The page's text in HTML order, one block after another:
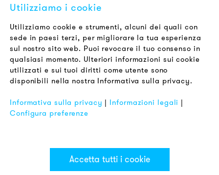
Newsletter
LEGALE
Termini & Condizioni
Informativa sulla Privacy
Impronta
Utilizziamo i cookie
Utilizziamo cookie e strumenti, alcuni dei quali con
sede in paesi terzi, per migliorare la tua esperienza
sul nostro sito web. Puoi revocare il tuo consenso in
qualsiasi momento. Ulteriori informazioni sui cookie
utilizzati e sui tuoi diritti come utente sono
disponibili nella nostra Informativa sulla privacy.
Informativa sulla privacy | Informazioni legali |
Configura preferenze
Accetta tutti i cookie